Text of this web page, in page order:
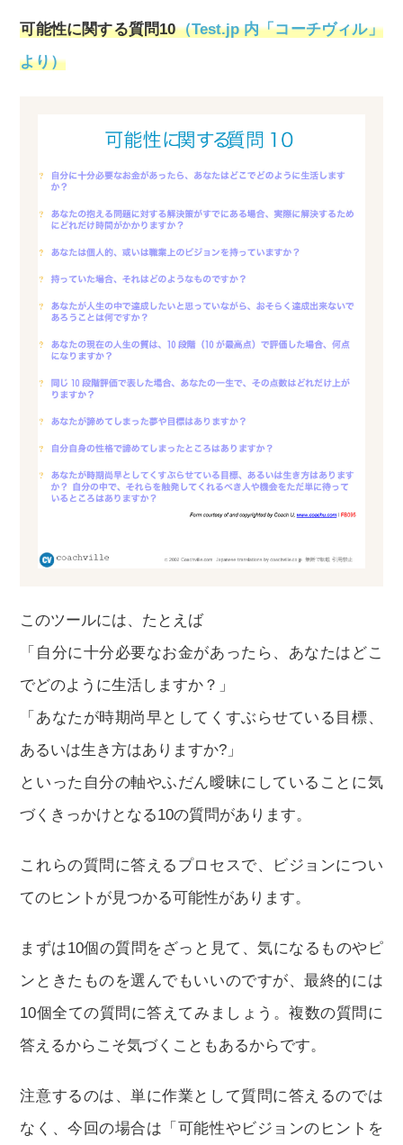
可能性に関する質問10（Test.jp 内「コーチヴィル」
より）
このツールには、たとえば
「自分に十分必要なお金があったら、あなたはどこ
でどのように生活しますか？」
「あなたが時期尚早としてくすぶらせている目標、
あるいは生き方はありますか?」
といった自分の軸やふだん曖昧にしていることに気
づくきっかけとなる10の質問があります。
これらの質問に答えるプロセスで、ビジョンについ
てのヒントが見つかる可能性があります。
まずは10個の質問をざっと見て、気になるものやピ
ンときたものを選んでもいいのですが、最終的には
10個全ての質問に答えてみましょう。複数の質問に
答えるからこそ気づくこともあるからです。
注意するのは、単に作業として質問に答えるのでは
なく、今回の場合は「可能性やビジョンのヒントを